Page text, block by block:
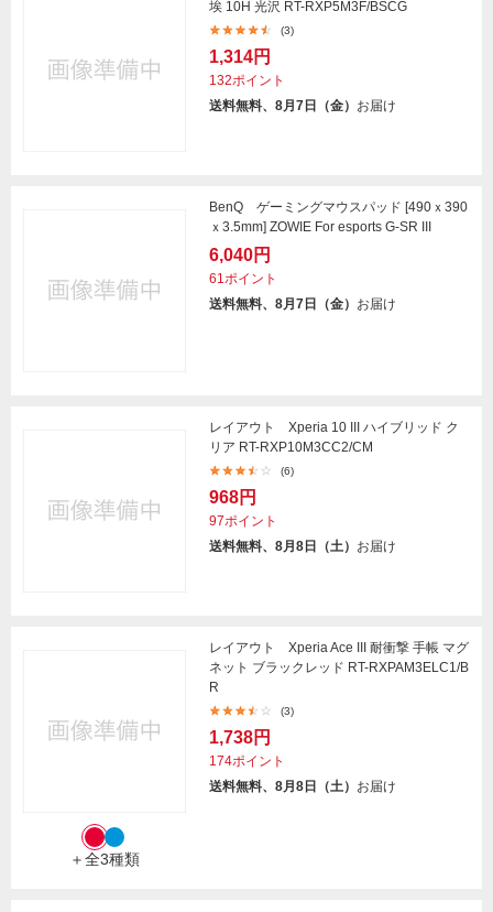
埃 10H 光沢 RT-RXP5M3F/BSCG
(3)
1,314円
132ポイント
送料無料、8月7日（金） お届け
BenQ ゲーミングマウスパッド [490ｘ390
ｘ3.5mm] ZOWIE For esports G-SR III
6,040円
61ポイント
送料無料、8月7日（金） お届け
レイアウト Xperia 10 III ハイブリッド ク
リア RT-RXP10M3CC2/CM
(6)
968円
97ポイント
送料無料、8月8日（土） お届け
＋全3種類
レイアウト Xperia Ace III 耐衝撃 手帳 マグ
ネット ブラックレッド RT-RXPAM3ELC1/B
R
(3)
1,738円
174ポイント
送料無料、8月8日（土） お届け